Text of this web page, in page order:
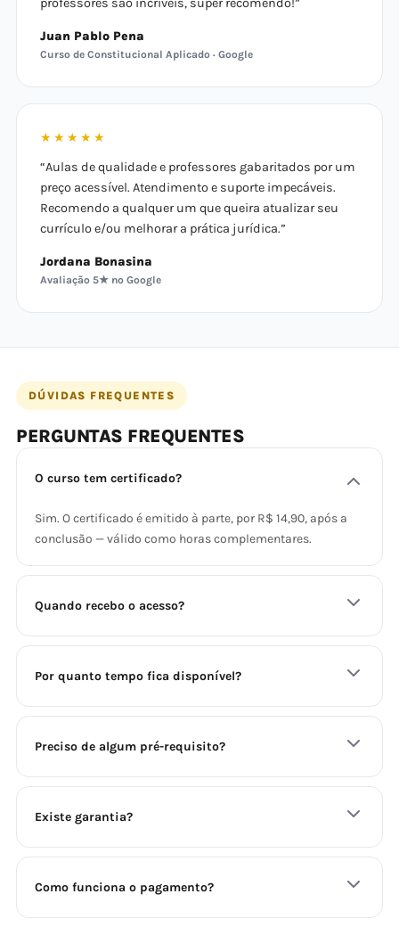
professores são incríveis, super recomendo!”
Juan Pablo Pena
Curso de Constitucional Aplicado · Google
★★★★★
“Aulas de qualidade e professores gabaritados por um
preço acessível. Atendimento e suporte impecáveis.
Recomendo a qualquer um que queira atualizar seu
currículo e/ou melhorar a prática jurídica.”
Jordana Bonasina
Avaliação 5★ no Google
DÚVIDAS FREQUENTES
PERGUNTAS FREQUENTES
O curso tem certificado?
Sim. O certificado é emitido à parte, por R$ 14,90, após a
conclusão — válido como horas complementares.
Quando recebo o acesso?
Por quanto tempo fica disponível?
Preciso de algum pré-requisito?
Existe garantia?
Como funciona o pagamento?